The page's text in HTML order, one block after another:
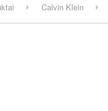
Calvin Klein